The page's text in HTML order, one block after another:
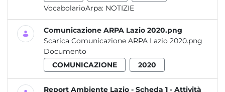
VocabolarioArpa: NOTIZIE
Comunicazione ARPA Lazio 2020.png
Scarica Comunicazione ARPA Lazio 2020.png
Documento
COMUNICAZIONE
2020
Report Ambiente Lazio - Scheda 1 - Attività